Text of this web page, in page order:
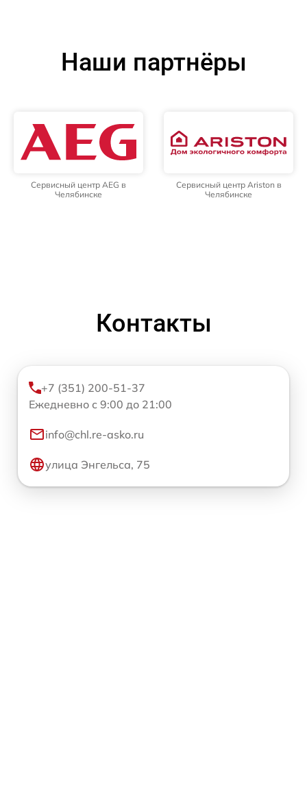
Наши партнёры
Сервисный центр AEG в
Челябинске
Сервисный центр Ariston в
Челябинске
Контакты
+7 (351) 200-51-37
Ежедневно с 9:00 до 21:00
info@chl.re-asko.ru
улица Энгельса, 75